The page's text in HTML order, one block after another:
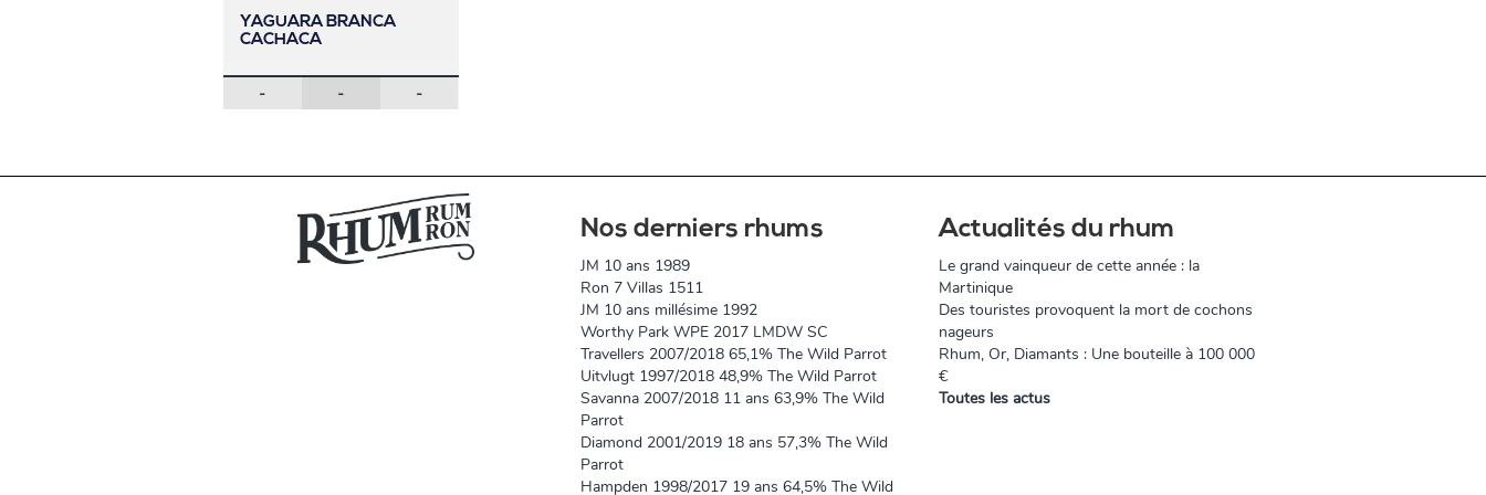
YAGUARA BRANCA
CACHACA
- - -
Nos derniers rhums
JM 10 ans 1989
Ron 7 Villas 1511
JM 10 ans millésime 1992
Worthy Park WPE 2017 LMDW SC
Travellers 2007/2018 65,1% The Wild Parrot
Uitvlugt 1997/2018 48,9% The Wild Parrot
Savanna 2007/2018 11 ans 63,9% The Wild
Parrot
Diamond 2001/2019 18 ans 57,3% The Wild
Parrot
Hampden 1998/2017 19 ans 64,5% The Wild
Actualités du rhum
Le grand vainqueur de cette année : la
Martinique
Des touristes provoquent la mort de cochons
nageurs
Rhum, Or, Diamants : Une bouteille à 100 000
€
Toutes les actus